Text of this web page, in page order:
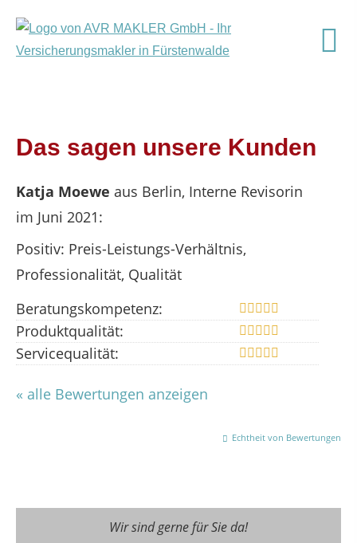
Das sagen unsere Kunden
Katja Moewe aus Berlin, Interne Revisorin
im Juni 2021:
Positiv: Preis-Leistungs-Verhältnis,
Professionalität, Qualität
Beratungskompetenz:
Produktqualität:
Servicequalität:
« alle Bewertungen anzeigen
Echtheit von Bewertungen
Wir sind gerne für Sie da!